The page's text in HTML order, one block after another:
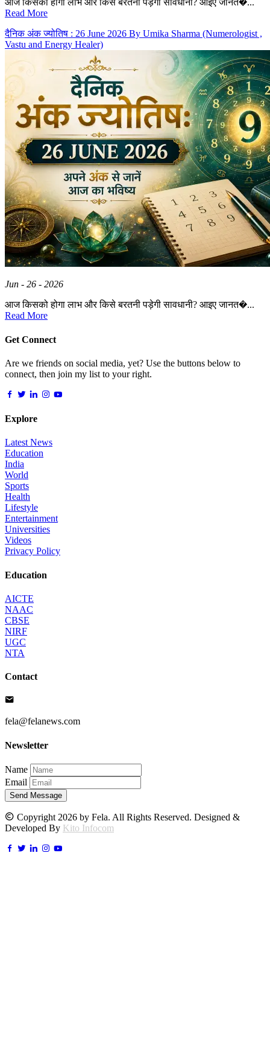
आज किसको होगा लाभ और किसे बरतनी पड़ेगी सावधानी? आइए जानत�...
Read More
दैनिक अंक ज्योतिष : 26 June 2026 By Umika Sharma (Numerologist ,
Vastu and Energy Healer)
Jun - 26 - 2026
आज किसको होगा लाभ और किसे बरतनी पड़ेगी सावधानी? आइए जानत�...
Read More
Get Connect
Are we friends on social media, yet? Use the buttons below to
connect, then join my list to your right.
Explore
Latest News
Education
India
World
Sports
Health
Lifestyle
Entertainment
Universities
Videos
Privacy Policy
Education
AICTE
NAAC
CBSE
NIRF
UGC
NTA
Contact
fela@felanews.com
Newsletter
Name
Email
Send Message
Copyright 2026 by Fela. All Rights Reserved. Designed &
Developed By Kito Infocom